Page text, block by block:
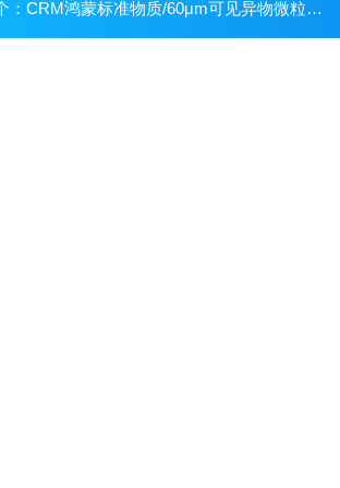
：CRM鸿蒙标准物质/60μm可见异物微粒标准物质GBW(E)120029（可见异物专用）-20粒-5mL